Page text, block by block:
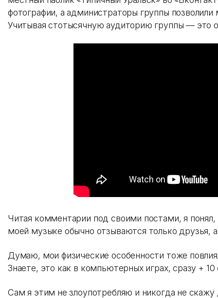
фотографии, а администраторы группы
Учитывая стотысячную аудиторию группы — это
Читая комментарии под своими постами, я
моей музыке обычно отзываются только друзья,
Думаю, мои физические особенности тоже
Знаете, это как в компьютерных играх, сразу +
Сам я этим не злоупотребляю и никогда не